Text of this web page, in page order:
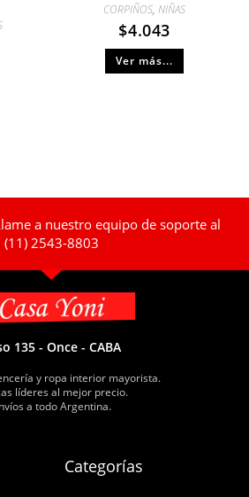
CORPIÑOS,NIÑAS
$4.043
Ver más...
a nuestro equipo de soporte al
(11) 2543-8803
135 - Once - CABA
y ropa interior mayorista.
líderes al mejor precio.
a todo Argentina.
Categorías